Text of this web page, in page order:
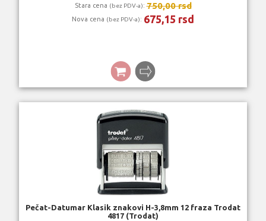
Stara cena (bez PDV-a): 750,00 rsd
Nova cena (bez PDV-a): 675,15 rsd
Pečat-Datumar Klasik znakovi H-3,8mm 12 fraza Trodat
4817 (Trodat)